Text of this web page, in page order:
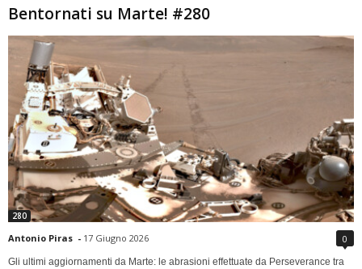
Bentornati su Marte! #280
280
Antonio Piras - 17 Giugno 2026 0
Gli ultimi aggiornamenti da Marte: le abrasioni effettuate da Perseverance tra